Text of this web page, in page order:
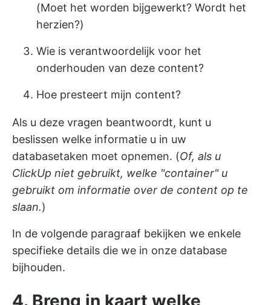
(Moet het worden bijgewerkt? Wordt het
herzien?)
Wie is verantwoordelijk voor het
onderhouden van deze content?
Hoe presteert mijn content?
Als u deze vragen beantwoordt, kunt u
beslissen welke informatie u in uw
databasetaken moet opnemen. (Of, als u
ClickUp niet gebruikt, welke "container" u
gebruikt om informatie over de content op te
slaan.)
In de volgende paragraaf bekijken we enkele
specifieke details die we in onze database
bijhouden.
4. Breng in kaart welke